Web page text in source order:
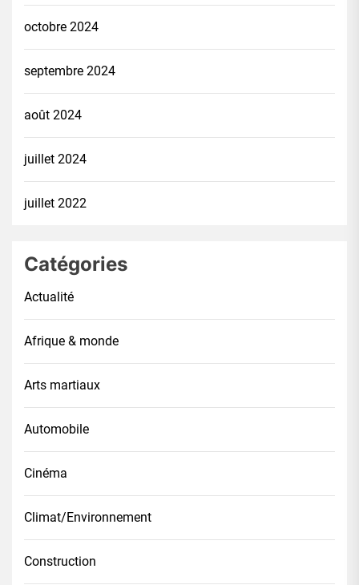
octobre 2024
septembre 2024
août 2024
juillet 2024
juillet 2022
Catégories
Actualité
Afrique & monde
Arts martiaux
Automobile
Cinéma
Climat/Environnement
Construction